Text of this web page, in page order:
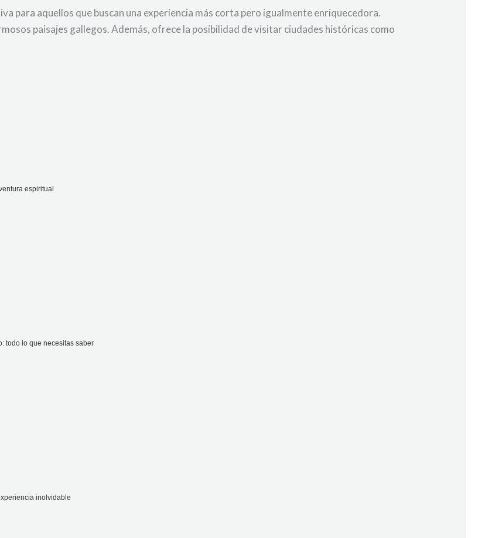
para aquellos que buscan una experiencia más corta pero igualmente enriquecedora.
paisajes gallegos. Además, ofrece la posibilidad de visitar ciudades históricas como
espiritual
todo lo que necesitas saber
inolvidable